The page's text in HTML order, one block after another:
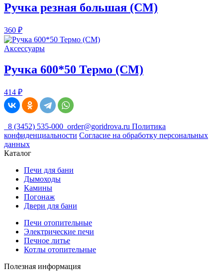
Ручка резная большая (СМ)
360 ₽
Аксессуары
Ручка 600*50 Термо (СМ)
414 ₽
8 (3452) 535-000 order@goridrova.ru Политика
конфиденциальности Согласие на обработку персональных
данных
Каталог
Печи для бани
Дымоходы
Камины
Погонаж
Двери для бани
Печи отопительные
Электрические печи
Печное литье
Котлы отопительные
Полезная информация